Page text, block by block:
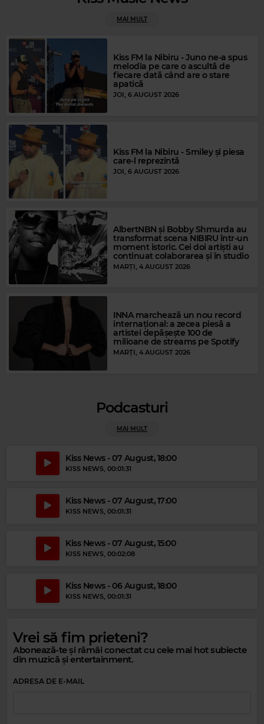
Rock Blues
JOHN MAYALL AND THE BLUESBREAKERS
Magic FM
THE SHOOP SHOOP SONG (IT'S IN HIS KISS )
Magic Gold
SHEENA EASTON–MORNING TRAIN (NINE TO FIVE)
MAI MULT
Kiss FM la Nibiru - Juno ne-a spus
melodia pe care o ascultă de
fiecare dată când are o stare
apatică
JOI, 6 AUGUST 2026
Kiss FM la Nibiru - Smiley și piesa
care-l reprezintă
JOI, 6 AUGUST 2026
AlbertNBN și Bobby Shmurda au
transformat scena NIBIRU într-un
moment istoric. Cei doi artiști au
continuat colaborarea și în studio
MARȚI, 4 AUGUST 2026
INNA marchează un nou record
internațional: a zecea piesă a
artistei depășește 100 de
milioane de streams pe Spotify
MARȚI, 4 AUGUST 2026
Podcasturi
MAI MULT
Kiss News - 07 August, 18:00
KISS NEWS, 00:01:31
Kiss News - 07 August, 17:00
KISS NEWS, 00:01:31
Kiss News - 07 August, 15:00
KISS NEWS, 00:02:08
Kiss News - 06 August, 18:00
KISS NEWS, 00:01:31
Vrei să fim prieteni?
Abonează-te și rămâi conectat cu cele mai hot subiecte
din muzică și entertainment.
ADRESA DE E-MAIL